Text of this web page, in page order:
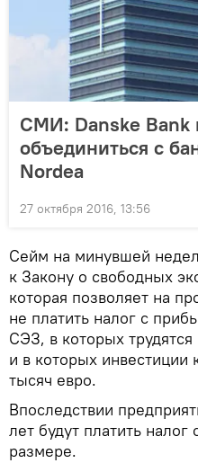
СМИ: Danske Bank
объединиться с
Nordea
27 октября 2016, 13:56
Сейм на минувшей
к Закону о свободных
которая позволяет на
не платить налог с
СЭЗ, в которых
и в которых инвестиции
тысяч евро.
Впоследствии
лет будут платить
размере.